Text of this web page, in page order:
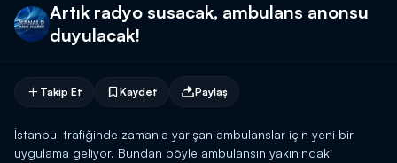
Artık radyo susacak, ambulans anonsu
duyulacak!
Takip Et Kaydet Paylaş
İstanbul trafiğinde zamanla yarışan ambulanslar için yeni bir
uygulama geliyor. Bundan böyle ambulansın yakınındaki